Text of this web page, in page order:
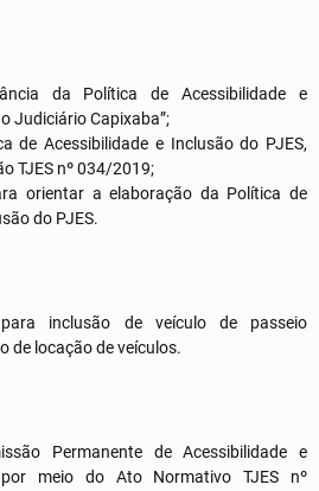
da Política de Acessibilidade e
Judiciário Capixaba”;
de Acessibilidade e Inclusão do PJES,
TJES nº 034/2019;
orientar a elaboração da Política de
do PJES.
inclusão de veículo de passeio
de locação de veículos.
Permanente de Acessibilidade e
meio do Ato Normativo TJES nº